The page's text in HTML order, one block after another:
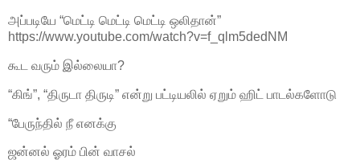
அப்படியே “மெட்டி மெட்டி மெட்டி ஒலிதான்”
https://www.youtube.com/watch?v=f_qlm5dedNM
கூட வரும் இல்லையா?
“கிங்”, “திருடா திருடி” என்று பட்டியலில் ஏறும் ஹிட் பாடல்களோடு
“பேருந்தில் நீ எனக்கு
ஜன்னல் ஓரம் பின் வாசல்